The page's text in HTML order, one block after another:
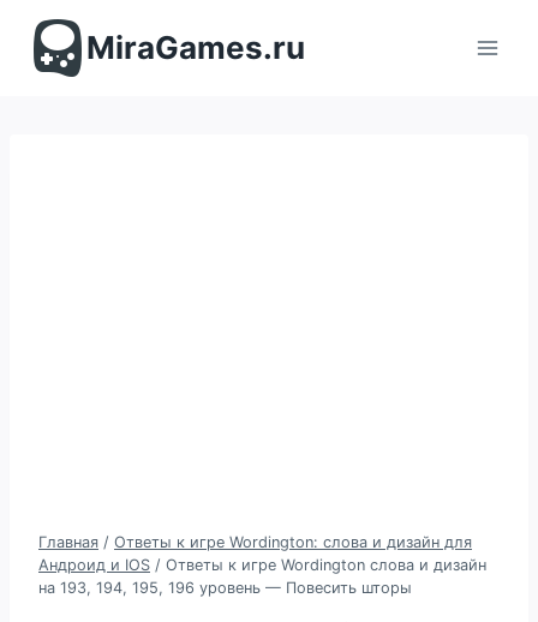
содержимомуMiraGames.ru
Главная / Ответы к игре Wordington: слова и дизайн для
Андроид и IOS / Ответы к игре Wordington слова и дизайн
на 193, 194, 195, 196 уровень — Повесить шторы